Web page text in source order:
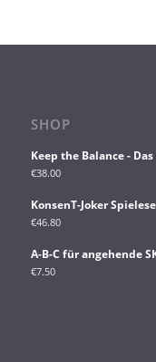
SHOP
Keep the Balance -
€38.00
KonsenT-Joker
€46.80
A-B-C für angehende
€7.50